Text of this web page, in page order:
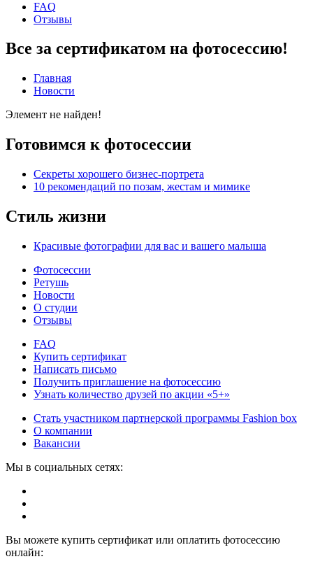
FAQ
Отзывы
Все за сертификатом на фотосессию!
Главная
Новости
Элемент не найден!
Готовимся к фотосессии
Секреты хорошего бизнес-портрета
10 рекомендаций по позам, жестам и мимике
Стиль жизни
Красивые фотографии для вас и вашего малыша
Фотосессии
Ретушь
Новости
О студии
Отзывы
FAQ
Купить сертификат
Написать письмо
Получить приглашение на фотосессию
Узнать количество друзей по акции «5+»
Стать участником партнерской программы Fashion box
О компании
Вакансии
Мы в социальных сетях:
Вы можете купить сертификат или оплатить фотосессию
онлайн: